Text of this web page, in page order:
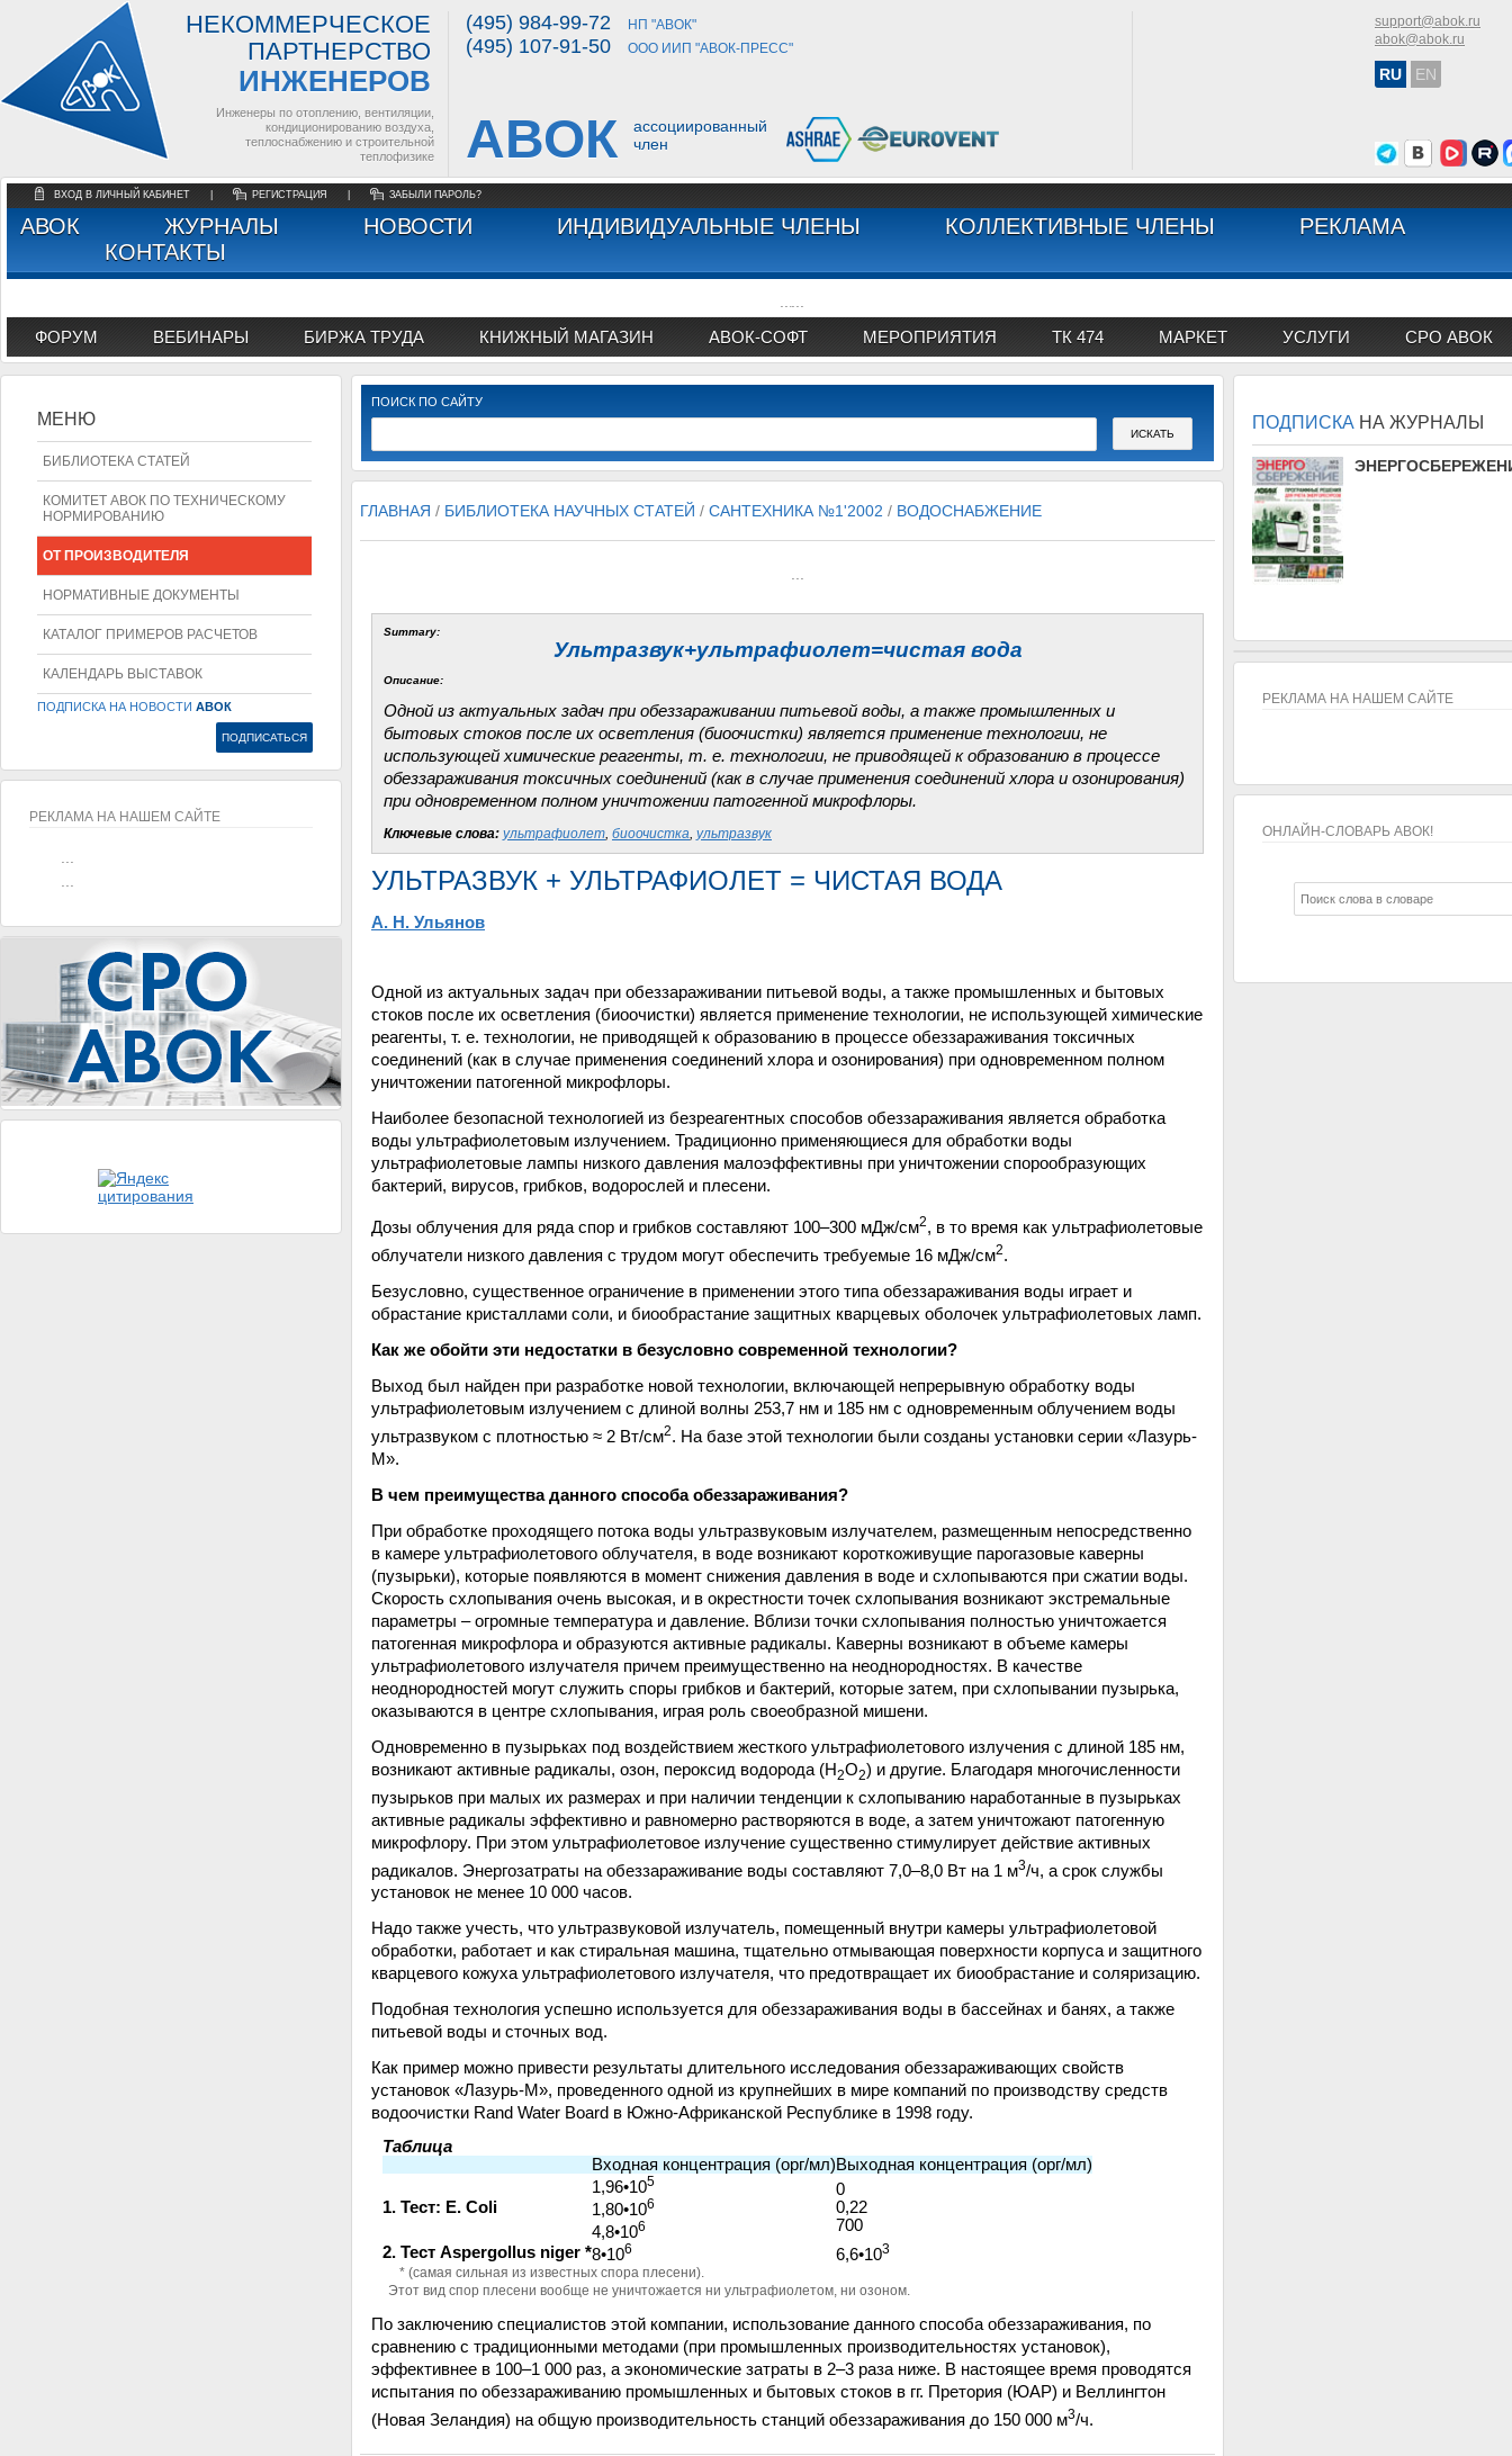
НЕКОММЕРЧЕСКОЕ
ПАРТНЕРСТВО
ИНЖЕНЕРОВ
Инженеры по отоплению, вентиляции,
кондиционированию воздуха,
теплоснабжению и строительной
теплофизике
(495) 984-99-72 НП "АВОК"
(495) 107-91-50 ООО ИИП "АВОК-ПРЕСС"
АВОК
ассоциированный
член
support@abok.ru
abok@abok.ru
RU EN
ВХОД В ЛИЧНЫЙ КАБИНЕТ РЕГИСТРАЦИЯ ЗАБЫЛИ ПАРОЛЬ?
АВОК ЖУРНАЛЫ НОВОСТИ ИНДИВИДУАЛЬНЫЕ ЧЛЕНЫ КОЛЛЕКТИВНЫЕ ЧЛЕНЫ
РЕКЛАМА
КОНТАКТЫ
ФОРУМ ВЕБИНАРЫ БИРЖА ТРУДА КНИЖНЫЙ МАГАЗИН АВОК-СОФТ МЕРОПРИЯТИЯ ТК 474 МАРКЕТ УСЛУГИ СРО АВОК
ПОИСК ПО САЙТУ
ГЛАВНАЯ / БИБЛИОТЕКА НАУЧНЫХ СТАТЕЙ / САНТЕХНИКА №1'2002 / ВОДОСНАБЖЕНИЕ
Summary:
Ультразвук+ультрафиолет=чистая вода
Описание:
Одной из актуальных задач при обеззараживании питьевой воды, а также промышленных и
бытовых стоков после их осветления (биоочистки) является применение технологии, не
использующей химические реагенты, т. е. технологии, не приводящей к образованию в процессе
обеззараживания токсичных соединений (как в случае применения соединений хлора и озонирования)
при одновременном полном уничтожении патогенной микрофлоры.
Ключевые слова: ультрафиолет, биоочистка, ультразвук
УЛЬТРАЗВУК + УЛЬТРАФИОЛЕТ = ЧИСТАЯ ВОДА
А. Н. Ульянов
Одной из актуальных задач при обеззараживании питьевой воды, а также промышленных и бытовых
стоков после их осветления (биоочистки) является применение технологии, не использующей химические
реагенты, т. е. технологии, не приводящей к образованию в процессе обеззараживания токсичных
соединений (как в случае применения соединений хлора и озонирования) при одновременном полном
уничтожении патогенной микрофлоры.
Наиболее безопасной технологией из безреагентных способов обеззараживания является обработка
воды ультрафиолетовым излучением. Традиционно применяющиеся для обработки воды
ультрафиолетовые лампы низкого давления малоэффективны при уничтожении спорообразующих
бактерий, вирусов, грибков, водорослей и плесени.
Дозы облучения для ряда спор и грибков составляют 100–300 мДж/см2, в то время как ультрафиолетовые
облучатели низкого давления с трудом могут обеспечить требуемые 16 мДж/см2.
Безусловно, существенное ограничение в применении этого типа обеззараживания воды играет и
обрастание кристаллами соли, и биообрастание защитных кварцевых оболочек ультрафиолетовых ламп.
Как же обойти эти недостатки в безусловно современной технологии?
Выход был найден при разработке новой технологии, включающей непрерывную обработку воды
ультрафиолетовым излучением с длиной волны 253,7 нм и 185 нм с одновременным облучением воды
ультразвуком с плотностью ≈ 2 Вт/см2. На базе этой технологии были созданы установки серии «Лазурь-
М».
В чем преимущества данного способа обеззараживания?
При обработке проходящего потока воды ультразвуковым излучателем, размещенным непосредственно
в камере ультрафиолетового облучателя, в воде возникают короткоживущие парогазовые каверны
(пузырьки), которые появляются в момент снижения давления в воде и схлопываются при сжатии воды.
Скорость схлопывания очень высокая, и в окрестности точек схлопывания возникают экстремальные
параметры – огромные температура и давление. Вблизи точки схлопывания полностью уничтожается
патогенная микрофлора и образуются активные радикалы. Каверны возникают в объеме камеры
ультрафиолетового излучателя причем преимущественно на неоднородностях. В качестве
неоднородностей могут служить споры грибков и бактерий, которые затем, при схлопывании пузырька,
оказываются в центре схлопывания, играя роль своеобразной мишени.
Одновременно в пузырьках под воздействием жесткого ультрафиолетового излучения с длиной 185 нм,
возникают активные радикалы, озон, пероксид водорода (Н2О2) и другие. Благодаря многочисленности
пузырьков при малых их размерах и при наличии тенденции к схлопыванию наработанные в пузырьках
активные радикалы эффективно и равномерно растворяются в воде, а затем уничтожают патогенную
микрофлору. При этом ультрафиолетовое излучение существенно стимулирует действие активных
радикалов. Энергозатраты на обеззараживание воды составляют 7,0–8,0 Вт на 1 м3/ч, а срок службы
установок не менее 10 000 часов.
Надо также учесть, что ультразвуковой излучатель, помещенный внутри камеры ультрафиолетовой
обработки, работает и как стиральная машина, тщательно отмывающая поверхности корпуса и защитного
кварцевого кожуха ультрафиолетового излучателя, что предотвращает их биообрастание и соляризацию.
Подобная технология успешно используется для обеззараживания воды в бассейнах и банях, а также
питьевой воды и сточных вод.
Как пример можно привести результаты длительного исследования обеззараживающих свойств
установок «Лазурь-М», проведенного одной из крупнейших в мире компаний по производству средств
водоочистки Rand Water Board в Южно-Африканской Республике в 1998 году.
Таблица
Входная концентрация (орг/мл)Выходная концентрация (орг/мл)
1. Тест: E. Coli
1,96•105
1,80•106
4,8•106
0
0,22
700
2. Тест Aspergollus niger *8•106 6,6•103
* (самая сильная из известных спора плесени).
Этот вид спор плесени вообще не уничтожается ни ультрафиолетом, ни озоном.
По заключению специалистов этой компании, использование данного способа обеззараживания, по
сравнению с традиционными методами (при промышленных производительностях установок),
эффективнее в 100–1 000 раз, а экономические затраты в 2–3 раза ниже. В настоящее время проводятся
испытания по обеззараживанию промышленных и бытовых стоков в гг. Претория (ЮАР) и Веллингтон
(Новая Зеландия) на общую производительность станций обеззараживания до 150 000 м3/ч.
МЕНЮ
БИБЛИОТЕКА СТАТЕЙ
КОМИТЕТ АВОК ПО ТЕХНИЧЕСКОМУ
НОРМИРОВАНИЮ
ОТ ПРОИЗВОДИТЕЛЯ
НОРМАТИВНЫЕ ДОКУМЕНТЫ
КАТАЛОГ ПРИМЕРОВ РАСЧЕТОВ
КАЛЕНДАРЬ ВЫСТАВОК
ПОДПИСКА НА НОВОСТИ АВОК
РЕКЛАМА НА НАШЕМ САЙТЕ
ПОДПИСКА НА ЖУРНАЛЫ
АВОК
РЕКЛАМА НА НАШЕМ САЙТЕ
ОНЛАЙН-СЛОВАРЬ АВОК!